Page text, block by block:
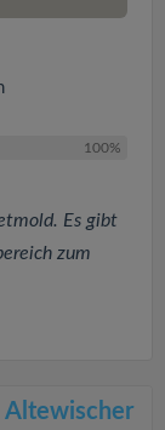
100%
Es gibt
zum
Altewischer